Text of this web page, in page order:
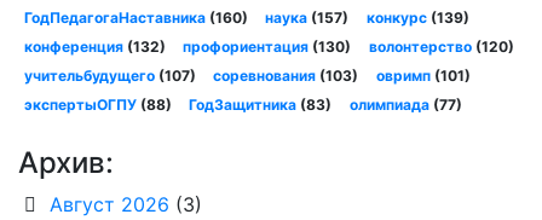
ГодПедагогаНаставника(160) наука (157) конкурс(139)
конференция(132) профориентация (130) волонтерство(120)
учительбудущего(107) соревнования (103) овримп(101)
экспертыОГПУ(88) ГодЗащитника (83) олимпиада(77)
Архив:
Август 2026 (3)